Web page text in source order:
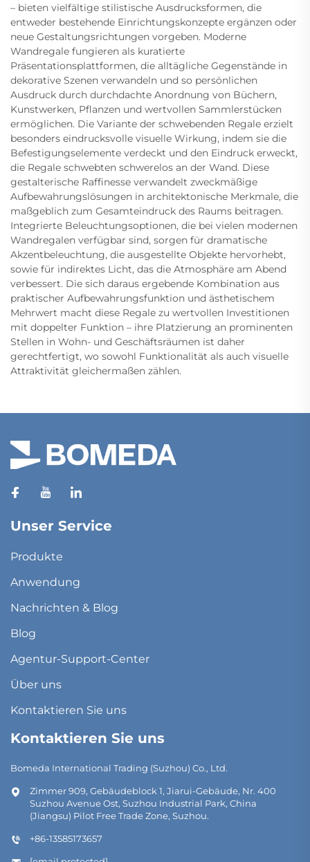
– bieten vielfältige stilistische Ausdrucksformen, die
entweder bestehende Einrichtungskonzepte ergänzen oder
neue Gestaltungsrichtungen vorgeben. Moderne
Wandregale fungieren als kuratierte
Präsentationsplattformen, die alltägliche Gegenstände in
dekorative Szenen verwandeln und so persönlichen
Ausdruck durch durchdachte Anordnung von Büchern,
Kunstwerken, Pflanzen und wertvollen Sammlerstücken
ermöglichen. Die Variante der schwebenden Regale erzielt
besonders eindrucksvolle visuelle Wirkung, indem sie die
Befestigungselemente verdeckt und den Eindruck erweckt,
die Regale schwebten schwerelos an der Wand. Diese
gestalterische Raffinesse verwandelt zweckmäßige
Aufbewahrungslösungen in architektonische Merkmale, die
maßgeblich zum Gesamteindruck des Raums beitragen.
Integrierte Beleuchtungsoptionen, die bei vielen modernen
Wandregalen verfügbar sind, sorgen für dramatische
Akzentbeleuchtung, die ausgestellte Objekte hervorhebt,
sowie für indirektes Licht, das die Atmosphäre am Abend
verbessert. Die sich daraus ergebende Kombination aus
praktischer Aufbewahrungsfunktion und ästhetischem
Mehrwert macht diese Regale zu wertvollen Investitionen
mit doppelter Funktion – ihre Platzierung an prominenten
Stellen in Wohn- und Geschäftsräumen ist daher
gerechtfertigt, wo sowohl Funktionalität als auch visuelle
Attraktivität gleichermaßen zählen.
Unser Service
Produkte
Anwendung
Nachrichten & Blog
Blog
Agentur-Support-Center
Über uns
Kontaktieren Sie uns
Kontaktieren Sie uns
Bomeda International Trading (Suzhou) Co., Ltd.
Zimmer 909, Gebäudeblock 1, Jiarui-Gebäude, Nr. 400
Suzhou Avenue Ost, Suzhou Industrial Park, China
(Jiangsu) Pilot Free Trade Zone, Suzhou.
+86-13585173657